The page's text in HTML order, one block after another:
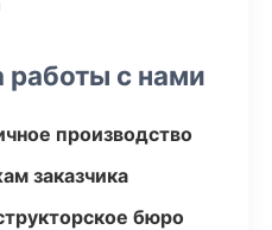
с нами
производство
заказчика
бюро